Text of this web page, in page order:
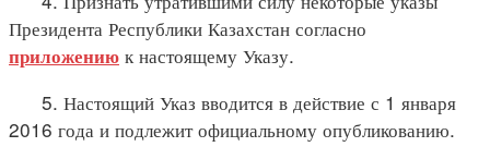
Президента Республики Казахстан согласно
приложению к настоящему Указу.
5. Настоящий Указ вводится в действие с 1 января
2016 года и подлежит официальному опубликованию.